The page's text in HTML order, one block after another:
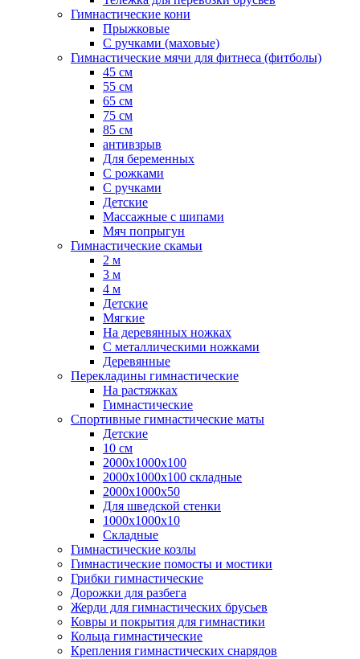
Гимнастические кони
Прыжковые
С ручками (маховые)
Гимнастические мячи для фитнеса (фитболы)
45 см
55 см
65 см
75 см
85 см
антивзрыв
Для беременных
С рожками
С ручками
Детские
Массажные с шипами
Мяч попрыгун
Гимнастические скамьи
2 м
3 м
4 м
Детские
Мягкие
На деревянных ножках
С металлическими ножками
Деревянные
Перекладины гимнастические
На растяжках
Гимнастические
Спортивные гимнастические маты
Детские
10 см
2000х1000х100
2000х1000х100 складные
2000х1000х50
Для шведской стенки
1000х1000х10
Складные
Гимнастические козлы
Гимнастические помосты и мостики
Грибки гимнастические
Дорожки для разбега
Жерди для гимнастических брусьев
Ковры и покрытия для гимнастики
Кольца гимнастические
Крепления гимнастических снарядов